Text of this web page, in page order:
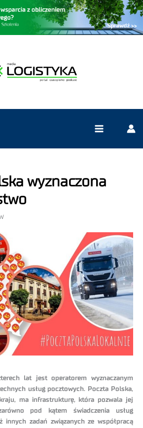
wyznaczona
lat jest operatorem wyznaczanym
usług pocztowych. Poczta Polska,
ma infrastrukturę, która pozwala jej
pod kątem świadczenia usług
innych zadań związanych ze współpracą